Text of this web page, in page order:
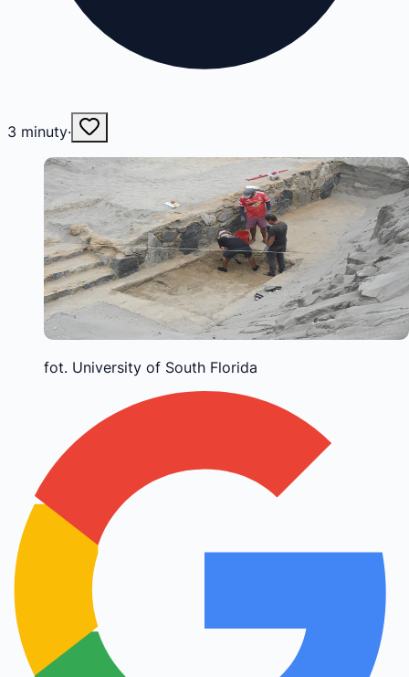
3 minuty·
fot. University of South Florida